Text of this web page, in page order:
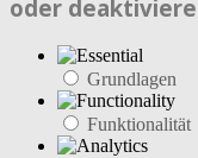
oder
Grundlagen
Funktionalität